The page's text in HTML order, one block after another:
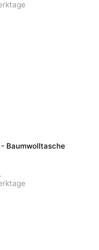
Baumwolltasche